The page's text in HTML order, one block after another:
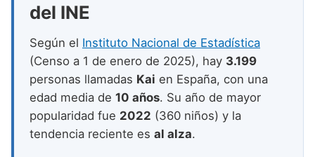
Nombres de niño que empiezan por V
Nombres de niño que empiezan por W
Nombres de niño que empiezan por X
Nombres de niño que empiezan por Y
Nombres de niño que empiezan por Z
del INE
Según el Instituto Nacional de Estadística
(Censo a 1 de enero de 2025), hay 3.199
personas llamadas Kai en España, con una
edad media de 10 años. Su año de mayor
popularidad fue 2022 (360 niños) y la
tendencia reciente es al alza.